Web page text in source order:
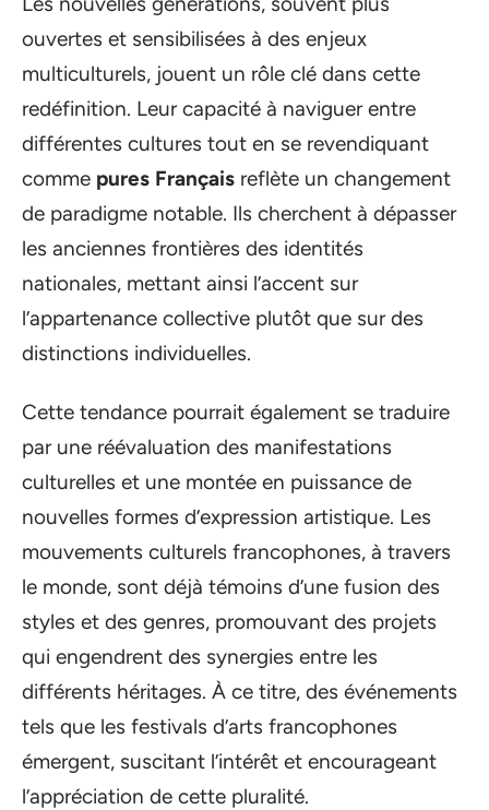
ouvertes et sensibilisées à des enjeux
multiculturels, jouent un rôle clé dans cette
redéfinition. Leur capacité à naviguer entre
différentes cultures tout en se revendiquant
comme pures Français reflète un changement
de paradigme notable. Ils cherchent à dépasser
les anciennes frontières des identités
nationales, mettant ainsi l’accent sur
l’appartenance collective plutôt que sur des
distinctions individuelles.
Cette tendance pourrait également se traduire
par une réévaluation des manifestations
culturelles et une montée en puissance de
nouvelles formes d’expression artistique. Les
mouvements culturels francophones, à travers
le monde, sont déjà témoins d’une fusion des
styles et des genres, promouvant des projets
qui engendrent des synergies entre les
différents héritages. À ce titre, des événements
tels que les festivals d’arts francophones
émergent, suscitant l’intérêt et encourageant
l’appréciation de cette pluralité.